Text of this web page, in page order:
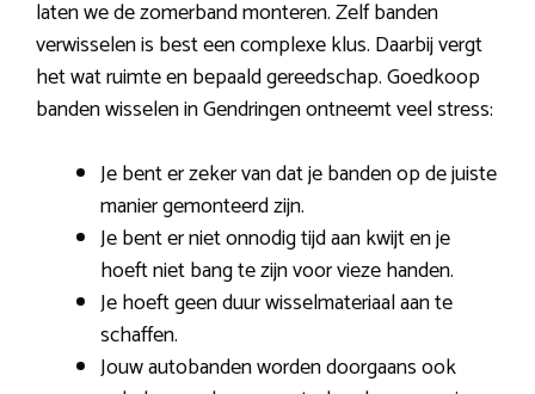
laten we de zomerband monteren. Zelf banden
verwisselen is best een complexe klus. Daarbij vergt
het wat ruimte en bepaald gereedschap. Goedkoop
banden wisselen in Gendringen ontneemt veel stress:
Je bent er zeker van dat je banden op de juiste
manier gemonteerd zijn.
Je bent er niet onnodig tijd aan kwijt en je
hoeft niet bang te zijn voor vieze handen.
Je hoeft geen duur wisselmateriaal aan te
schaffen.
Jouw autobanden worden doorgaans ook